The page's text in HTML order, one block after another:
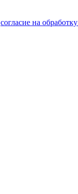
согласие на